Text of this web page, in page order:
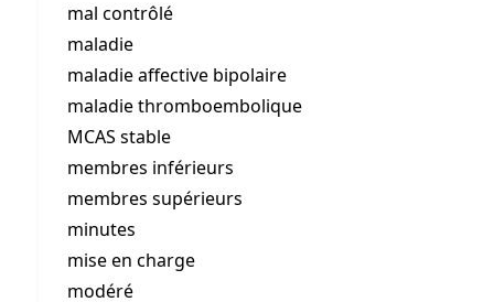
mal contrôlé
maladie
maladie affective bipolaire
maladie thromboembolique
MCAS stable
membres inférieurs
membres supérieurs
minutes
mise en charge
modéré